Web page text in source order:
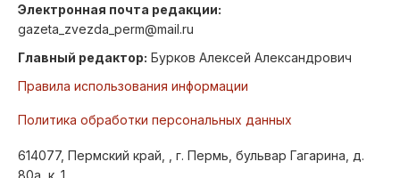
Электронная почта редакции:
gazeta_zvezda_perm@mail.ru
Главный редактор: Бурков Алексей Александрович
Правила использования информации
Политика обработки персональных данных
614077, Пермский край, , г. Пермь, бульвар Гагарина, д.
80а, к. 1